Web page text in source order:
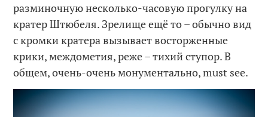
разминочную несколько-часовую прогулку на
кратер Штюбеля. Зрелище ещё то – обычно вид
с кромки кратера вызывает восторженные
крики, междометия, реже – тихий ступор. В
общем, очень-очень монументально, must see.